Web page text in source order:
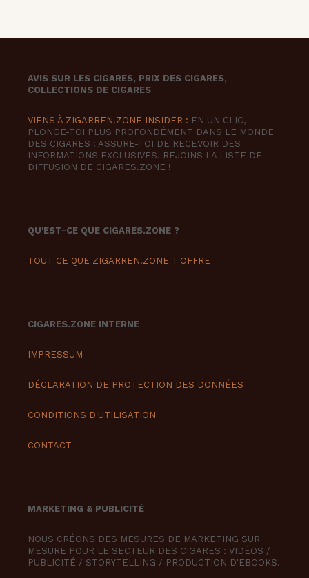
AVIS SUR LES CIGARES, PRIX DES CIGARES,
COLLECTIONS DE CIGARES
VIENS À ZIGARREN.ZONE INSIDER : EN UN CLIC,
PLONGE-TOI PLUS PROFONDÉMENT DANS LE MONDE
DES CIGARES : ASSURE-TOI DE RECEVOIR DES
INFORMATIONS EXCLUSIVES. REJOINS LA LISTE DE
DIFFUSION DE CIGARES.ZONE !
QU'EST-CE QUE CIGARES.ZONE ?
TOUT CE QUE ZIGARREN.ZONE T'OFFRE
CIGARES.ZONE INTERNE
IMPRESSUM
DÉCLARATION DE PROTECTION DES DONNÉES
CONDITIONS D'UTILISATION
CONTACT
MARKETING & PUBLICITÉ
NOUS CRÉONS DES MESURES DE MARKETING SUR
MESURE POUR LE SECTEUR DES CIGARES : VIDÉOS /
PUBLICITÉ / STORYTELLING / PRODUCTION D'EBOOKS.